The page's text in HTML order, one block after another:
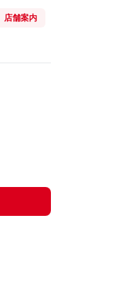
店舗案内